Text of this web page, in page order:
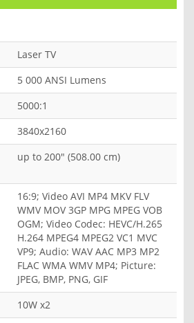
Laser TV
5 000 ANSI Lumens
5000:1
3840x2160
up to 200" (508.00 cm)
16:9; Video AVI MP4 MKV FLV
WMV MOV 3GP MPG MPEG VOB
OGM; Video Codec: HEVC/H.265
H.264 MPEG4 MPEG2 VC1 MVC
VP9; Audio: WAV AAC MP3 MP2
FLAC WMA WMV MP4; Picture:
JPEG, BMP, PNG, GIF
10W x2